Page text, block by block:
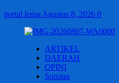
portal lensa Agustus 8, 2026 0
ARTIKEL
DAERAH
OPINI
Sorotan